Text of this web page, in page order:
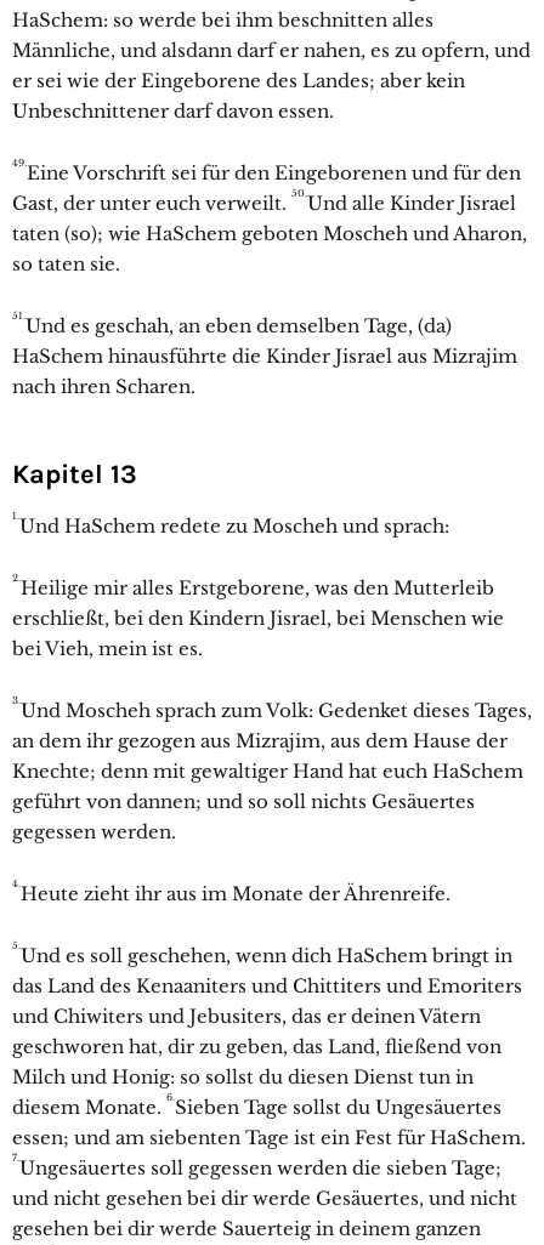
HaSchem: so werde bei ihm beschnitten alles
Männliche, und alsdann darf er nahen, es zu opfern, und
er sei wie der Eingeborene des Landes; aber kein
Unbeschnittener darf davon essen.
49.Eine Vorschrift sei für den Eingeborenen und für den
Gast, der unter euch verweilt. 50.Und alle Kinder Jisrael
taten (so); wie HaSchem geboten Moscheh und Aharon,
so taten sie.
51.Und es geschah, an eben demselben Tage, (da)
HaSchem hinausführte die Kinder Jisrael aus Mizrajim
nach ihren Scharen.
Kapitel 13
1.Und HaSchem redete zu Moscheh und sprach:
2.Heilige mir alles Erstgeborene, was den Mutterleib
erschließt, bei den Kindern Jisrael, bei Menschen wie
bei Vieh, mein ist es.
3.Und Moscheh sprach zum Volk: Gedenket dieses Tages,
an dem ihr gezogen aus Mizrajim, aus dem Hause der
Knechte; denn mit gewaltiger Hand hat euch HaSchem
geführt von dannen; und so soll nichts Gesäuertes
gegessen werden.
4.Heute zieht ihr aus im Monate der Ährenreife.
5.Und es soll geschehen, wenn dich HaSchem bringt in
das Land des Kenaaniters und Chittiters und Emoriters
und Chiwiters und Jebusiters, das er deinen Vätern
geschworen hat, dir zu geben, das Land, fließend von
Milch und Honig: so sollst du diesen Dienst tun in
diesem Monate. 6.Sieben Tage sollst du Ungesäuertes
essen; und am siebenten Tage ist ein Fest für HaSchem.
7.Ungesäuertes soll gegessen werden die sieben Tage;
und nicht gesehen bei dir werde Gesäuertes, und nicht
gesehen bei dir werde Sauerteig in deinem ganzen